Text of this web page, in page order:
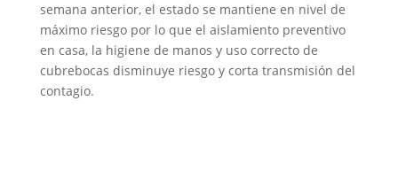
semana anterior, el estado se mantiene en nivel de
máximo riesgo por lo que el aislamiento preventivo
en casa, la higiene de manos y uso correcto de
cubrebocas disminuye riesgo y corta transmisión del
contagio.